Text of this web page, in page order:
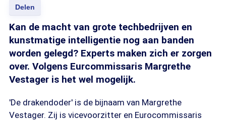
Delen
Kan de macht van grote techbedrijven en
kunstmatige intelligentie nog aan banden
worden gelegd? Experts maken zich er zorgen
over. Volgens Eurcommissaris Margrethe
Vestager is het wel mogelijk.
'De drakendoder' is de bijnaam van Margrethe
Vestager. Zij is vicevoorzitter en Eurocommissaris